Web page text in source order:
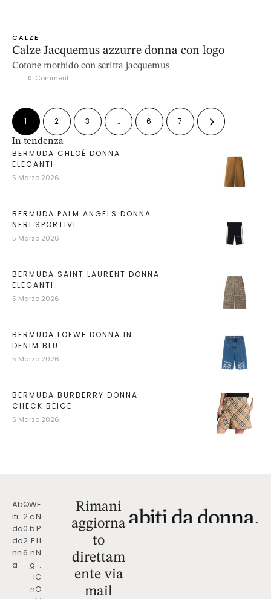
CALZE
Calze Jacquemus azzurre donna con logo
Cotone morbido con scritta jacquemus
0 Comment
1 2 3 … 6 7
In tendenza
BERMUDA CHLOÉ DONNA
ELEGANTI
5 Marzo 2026
BERMUDA PALM ANGELS DONNA
NERI SPORTIVI
5 Marzo 2026
BERMUDA SAINT LAURENT DONNA
ELEGANTI
5 Marzo 2026
BERMUDA LOEWE DONNA IN
DENIM BLU
5 Marzo 2026
BERMUDA BURBERRY DONNA
CHECK BEIGE
5 Marzo 2026
Ab
iti
da
do
nn
a
©
2
0
2
6
W
e
b
E
n
g
i
n
E
N
P
LI
N
.
C
O
Rimani
aggiorna
to
direttam
ente via
mail